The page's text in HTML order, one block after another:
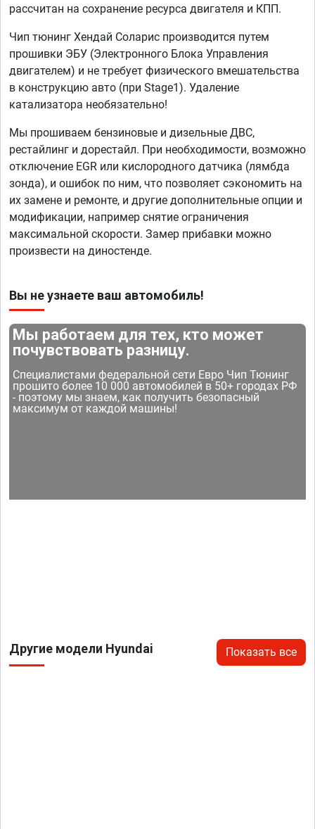
рассчитан на сохранение ресурса двигателя и КПП.
Чип тюнинг Хендай Соларис производится путем
прошивки ЭБУ (Электронного Блока Управления
двигателем) и не требует физического вмешательства
в конструкцию авто (при Stage1). Удаление
катализатора необязательно!
Мы прошиваем бензиновые и дизельные ДВС,
рестайлинг и дорестайл. При необходимости, возможно
отключение EGR или кислородного датчика (лямбда
зонда), и ошибок по ним, что позволяет сэкономить на
их замене и ремонте, и другие дополнительные опции и
модификации, например снятие ограничения
максимальной скорости. Замер прибавки можно
произвести на диностенде.
Вы не узнаете ваш автомобиль!
Мы работаем для тех, кто может
почувствовать разницу.
Специалистами федеральной сети Евро Чип Тюнинг
прошито более 10 000 автомобилей в 50+ городах РФ
- поэтому мы знаем, как получить безопасный
максимум от каждой машины!
Другие модели Hyundai Показать все